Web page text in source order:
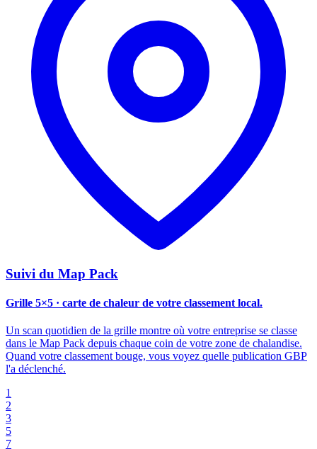
Suivi du Map Pack
Grille 5×5 · carte de chaleur de votre classement local.
Un scan quotidien de la grille montre où votre entreprise se classe
dans le Map Pack depuis chaque coin de votre zone de chalandise.
Quand votre classement bouge, vous voyez quelle publication GBP
l'a déclenché.
1
2
3
5
7